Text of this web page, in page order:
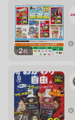
2枚
7枚